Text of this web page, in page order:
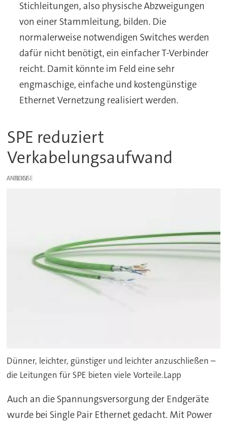
Stichleitungen, also physische Abzweigungen
von einer Stammleitung, bilden. Die
normalerweise notwendigen Switches werden
dafür nicht benötigt, ein einfacher T-Verbinder
reicht. Damit könnte im Feld eine sehr
engmaschige, einfache und kostengünstige
Ethernet Vernetzung realisiert werden.
SPE reduziert
Verkabelungsaufwand
ANZEIGE
Dünner, leichter, günstiger und leichter anzuschließen –
die Leitungen für SPE bieten viele Vorteile.Lapp
Auch an die Spannungsversorgung der Endgeräte
wurde bei Single Pair Ethernet gedacht. Mit Power